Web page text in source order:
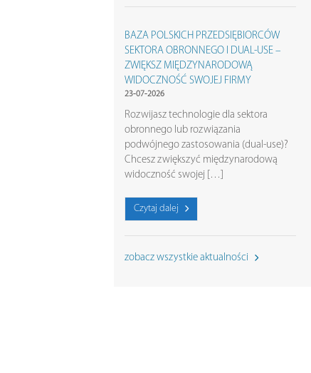
BAZA POLSKICH PRZEDSIĘBIORCÓW
SEKTORA OBRONNEGO I DUAL-USE –
ZWIĘKSZ MIĘDZYNARODOWĄ
WIDOCZNOŚĆ SWOJEJ FIRMY
23-07-2026
Rozwijasz technologie dla sektora
obronnego lub rozwiązania
podwójnego zastosowania (dual-use)?
Chcesz zwiększyć międzynarodową
widoczność swojej […]
Czytaj dalej
zobacz wszystkie aktualności